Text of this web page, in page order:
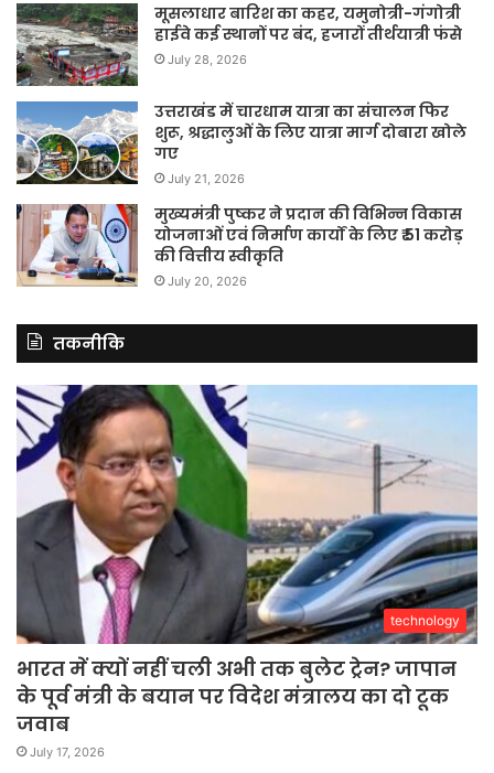
मूसलाधार बारिश का कहर, यमुनोत्री-गंगोत्री
हाईवे कई स्थानों पर बंद, हजारों तीर्थयात्री फंसे
July 28, 2026
उत्तराखंड में चारधाम यात्रा का संचालन फिर
शुरू, श्रद्धालुओं के लिए यात्रा मार्ग दोबारा खोले
गए
July 21, 2026
मुख्यमंत्री पुष्कर ने प्रदान की विभिन्न विकास
योजनाओं एवं निर्माण कार्यों के लिए ₹ 51 करोड़
की वित्तीय स्वीकृति
July 20, 2026
तकनीकि
technology
भारत में क्यों नहीं चली अभी तक बुलेट ट्रेन? जापान
के पूर्व मंत्री के बयान पर विदेश मंत्रालय का दो टूक
जवाब
July 17, 2026